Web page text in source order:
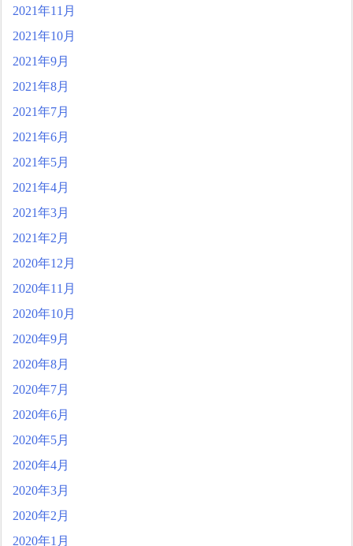
2021年11月
2021年10月
2021年9月
2021年8月
2021年7月
2021年6月
2021年5月
2021年4月
2021年3月
2021年2月
2020年12月
2020年11月
2020年10月
2020年9月
2020年8月
2020年7月
2020年6月
2020年5月
2020年4月
2020年3月
2020年2月
2020年1月